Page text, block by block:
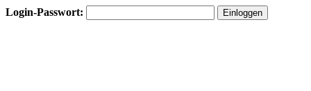
Login-Passwort: